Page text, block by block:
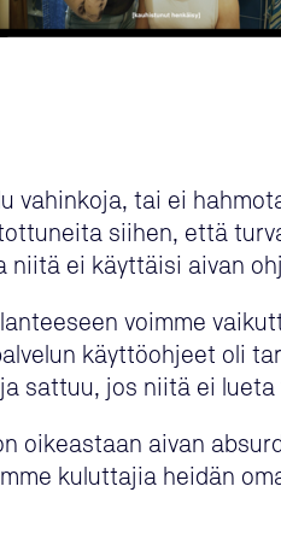
tai ei
siihen, että
ei käyttäisi aivan
voimme
käyttöohjeet oli
sattuu, jos niitä ei
aivan
kuluttajia heidän